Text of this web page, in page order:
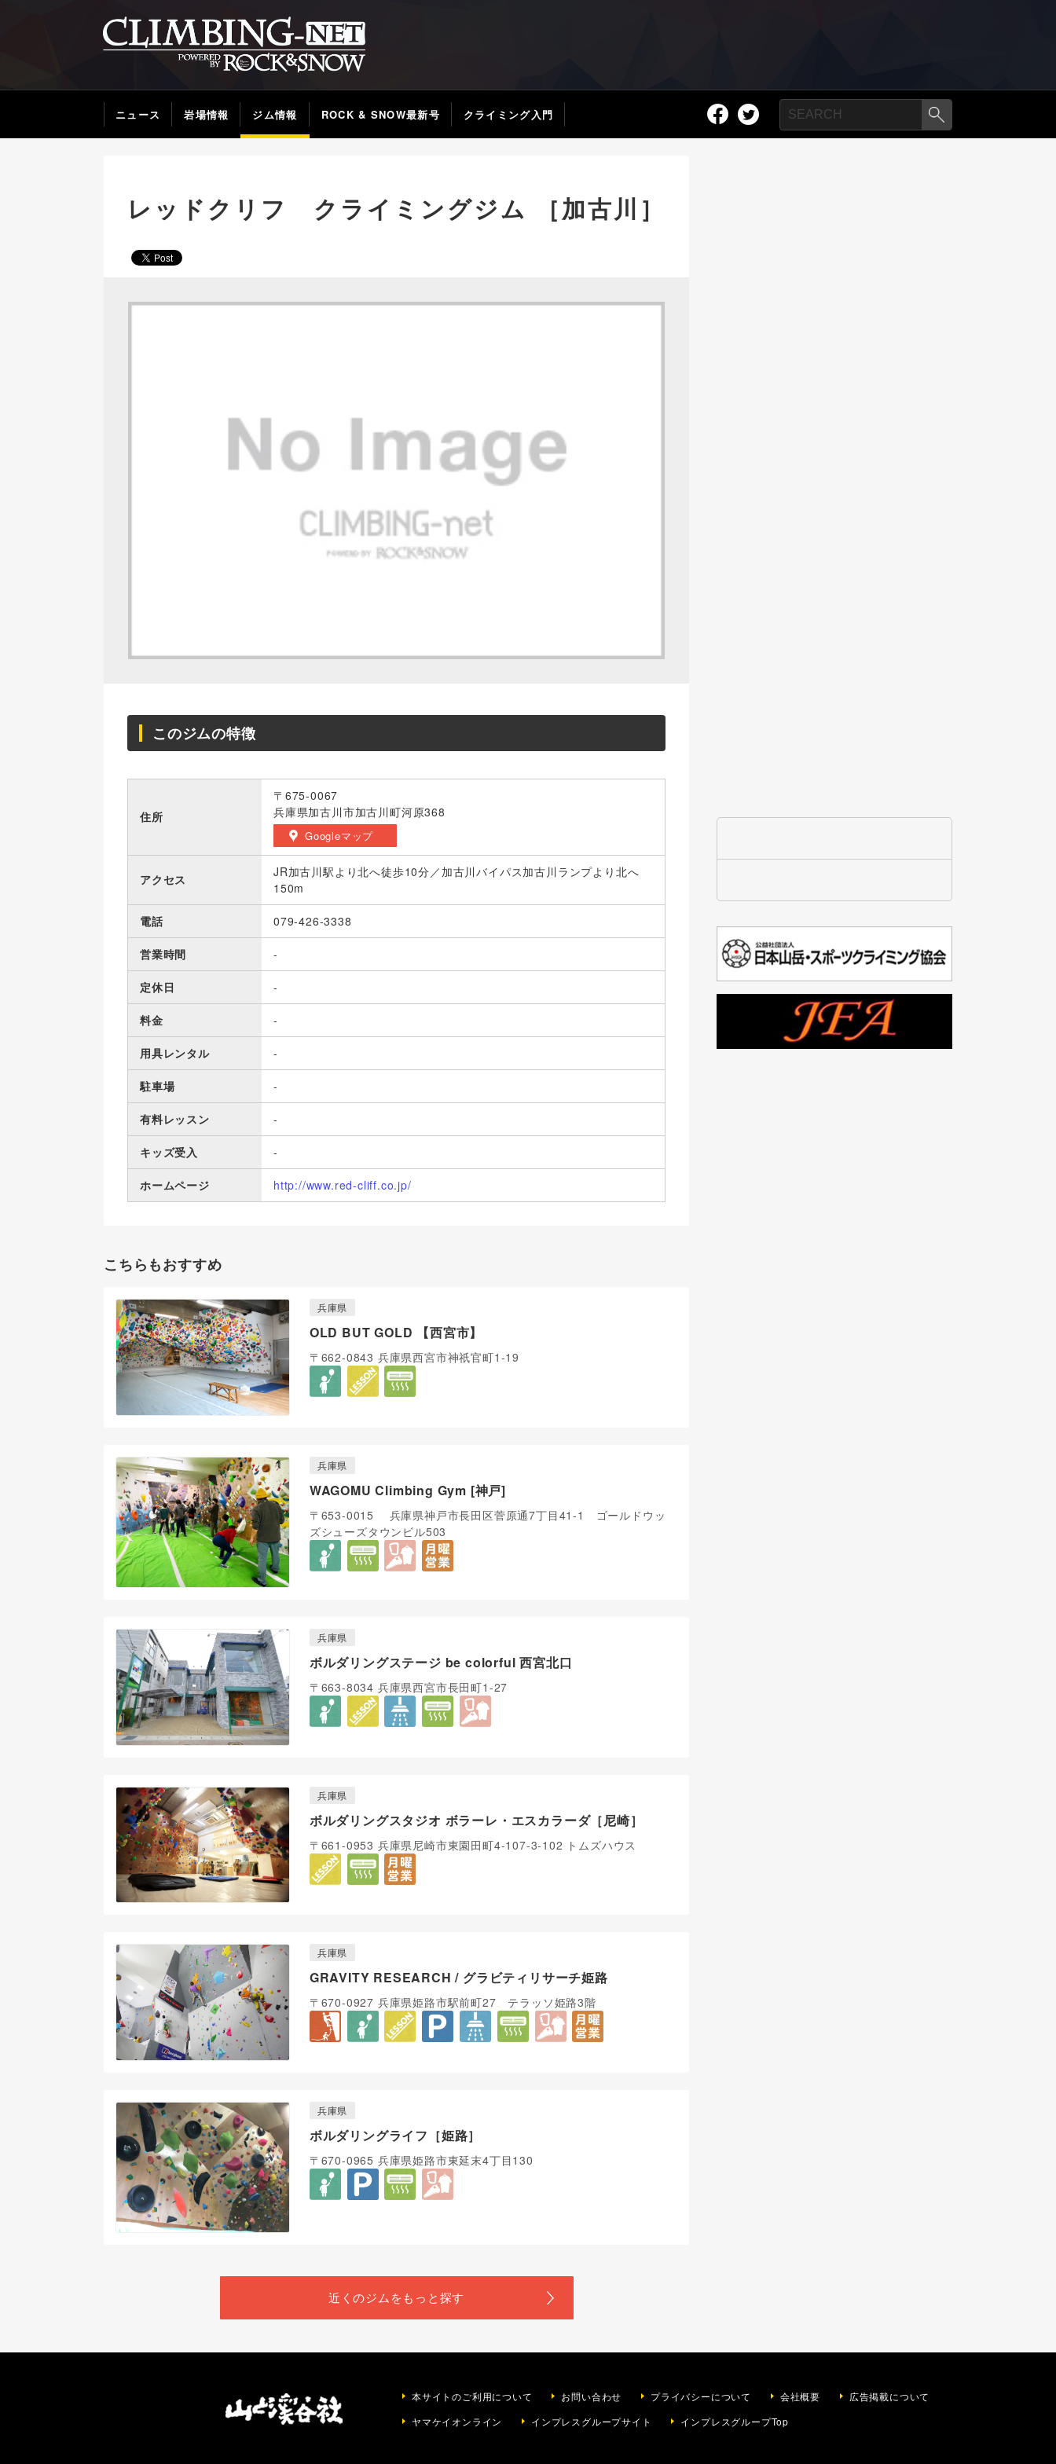
ニュース 岩場情報 ジム情報 ROCK & SNOW最新号 クライミング入門
レッドクリフ クライミングジム ［加古川］
このジムの特徴
住所
〒675-0067
兵庫県加古川市加古川町河原368
Googleマップ
アクセス
JR加古川駅より北へ徒歩10分／加古川バイパス加古川ランプより北へ
150m
電話 079-426-3338
営業時間 -
定休日 -
料金 -
用具レンタル -
駐車場 -
有料レッスン -
キッズ受入 -
ホームページ http://www.red-cliff.co.jp/
こちらもおすすめ
兵庫県
OLD BUT GOLD 【西宮市】
〒662-0843 兵庫県西宮市神祇官町1-19
兵庫県
WAGOMU Climbing Gym [神戸]
〒653-0015 兵庫県神戸市長田区菅原通7丁目41‐1 ゴールドウッ
ズシューズタウンビル503
兵庫県
ボルダリングステージ be colorful 西宮北口
〒663-8034 兵庫県西宮市長田町1-27
兵庫県
ボルダリングスタジオ ボラーレ・エスカラーダ［尼崎］
〒661-0953 兵庫県尼崎市東園田町4-107-3-102 トムズハウス
兵庫県
GRAVITY RESEARCH / グラビティリサーチ姫路
〒670-0927 兵庫県姫路市駅前町27 テラッソ姫路3階
兵庫県
ボルダリングライフ［姫路］
〒670-0965 兵庫県姫路市東延末4丁目130
本サイトのご利用について お問い合わせ プライバシーについて 会社概要
広告掲載について
ヤマケイオンライン
インプレスグループサイト インプレスグループTop